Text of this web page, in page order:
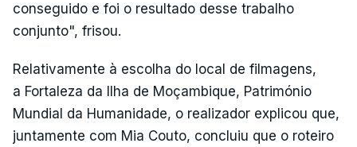
conseguido e foi o resultado desse trabalho
conjunto", frisou.
Relativamente à escolha do local de filmagens,
a Fortaleza da Ilha de Moçambique, Património
Mundial da Humanidade, o realizador explicou que,
juntamente com Mia Couto, concluiu que o roteiro